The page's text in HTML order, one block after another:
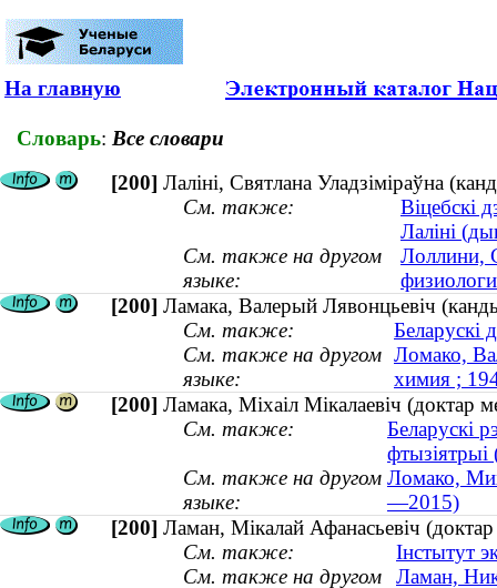
На главную
Словарь: Все словари
[200] Лаліні, Святлана Уладзіміраўна
См. также:
Віцебскі
Лаліні
См. также на другом
языке:
Лоллини,
[200] Ламака, Валерый Лявонцьевіч
См. также:
Беларускі
См. также на другом
языке:
Ломако,
химия ;
[200] Ламака, Міхаіл Мікалаевіч
См. также:
Беларускі
См. также на другом
языке:
Ломако,
—2015)
[200] Ламан, Мікалай Афанасьевіч (доктар
См. также:
Інстытут
См. также на другом
Ламан,